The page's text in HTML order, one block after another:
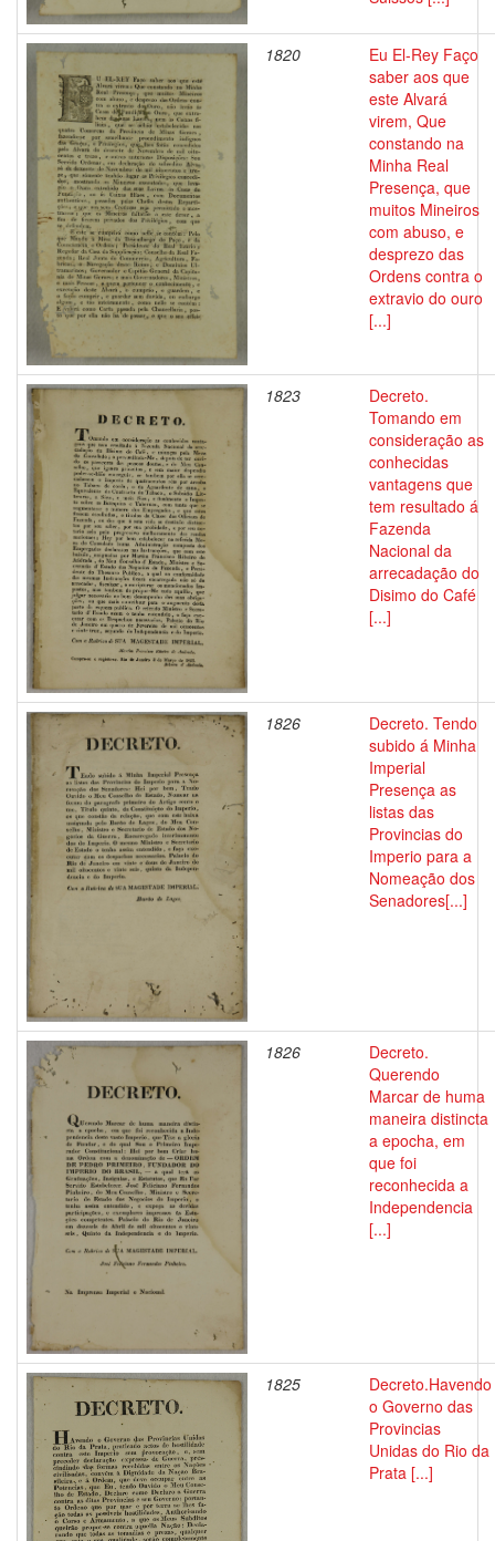
1820
Eu El-Rey Faço
saber aos que
este Alvará
virem, Que
constando na
Minha Real
Presença, que
muitos Mineiros
com abuso, e
desprezo das
Ordens contra o
extravio do ouro
[...]
1823
Decreto.
Tomando em
consideração as
conhecidas
vantagens que
tem resultado á
Fazenda
Nacional da
arrecadação do
Disimo do Café
[...]
1826
Decreto. Tendo
subido á Minha
Imperial
Presença as
listas das
Provincias do
Imperio para a
Nomeação dos
Senadores[...]
1826
Decreto.
Querendo
Marcar de huma
maneira distincta
a epocha, em
que foi
reconhecida a
Independencia
[...]
1825
Decreto.Havendo
o Governo das
Provincias
Unidas do Rio da
Prata [...]